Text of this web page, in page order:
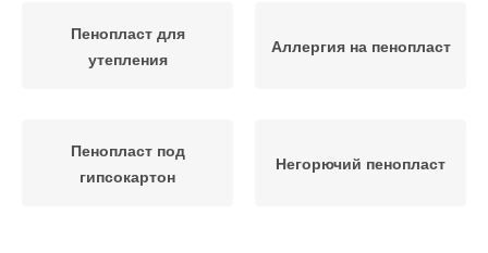
Пенопласт для
утепления
Аллергия на пенопласт
Пенопласт под
гипсокартон
Негорючий пенопласт